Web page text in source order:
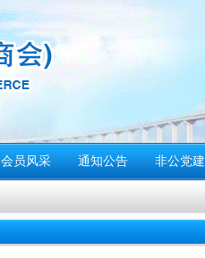
会员风采 通知公告 非公党建